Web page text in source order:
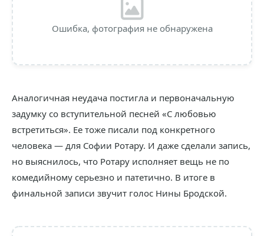
Ошибка, фотография не обнаружена
Аналогичная неудача постигла и первоначальную
задумку со вступительной песней «С любовью
встретиться». Ее тоже писали под конкретного
человека — для Софии Ротару. И даже сделали запись,
но выяснилось, что Ротару исполняет вещь не по
комедийному серьезно и патетично. В итоге в
финальной записи звучит голос Нины Бродской.